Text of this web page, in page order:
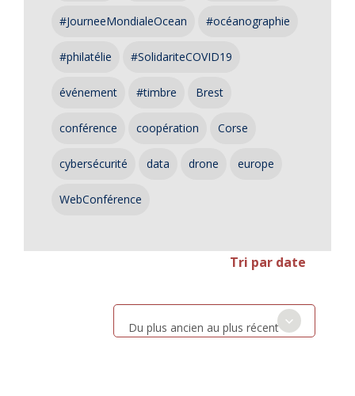
#JourneeMondialeOcean #océanographie
#philatélie #SolidariteCOVID19
événement #timbre Brest
conférence coopération Corse
cybersécurité data drone europe
WebConférence
Tri par date
Du plus ancien au plus récent